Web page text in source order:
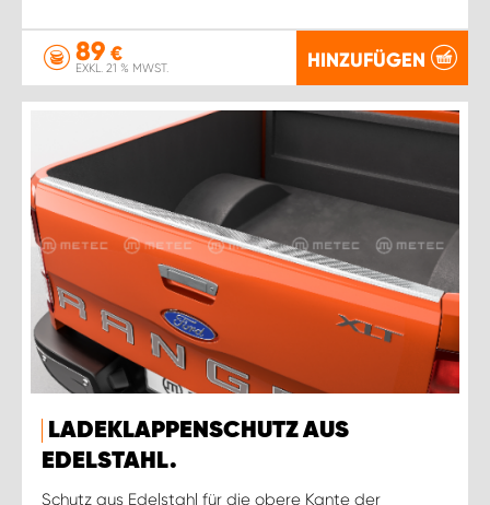
89 €
EXKL. 21 % MWST. HINZUFÜGEN
LADEKLAPPENSCHUTZ AUS
EDELSTAHL.
Schutz aus Edelstahl für die obere Kante der